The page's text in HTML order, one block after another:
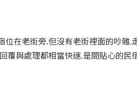
在老街旁.但沒有老街裡面的吵雜.
覆與處理都相當快速.是間貼心的民